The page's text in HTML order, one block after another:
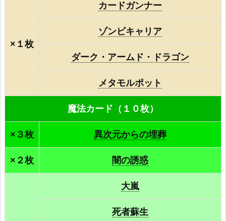
×１枚
カードガンナー
ゾンビキャリア
ダーク・アームド・ドラゴン
メタモルポット
魔法カード（１０枚）
×３枚 異次元からの埋葬
×２枚 闇の誘惑
大嵐
死者蘇生